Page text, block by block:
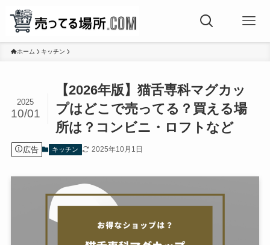
ホーム キッチン
【2026年版】猫舌専科マグカッ
プはどこで売ってる？買える場
所は？コンビニ・ロフトなど
2025
10/01
広告 キッチン 2025年10月1日